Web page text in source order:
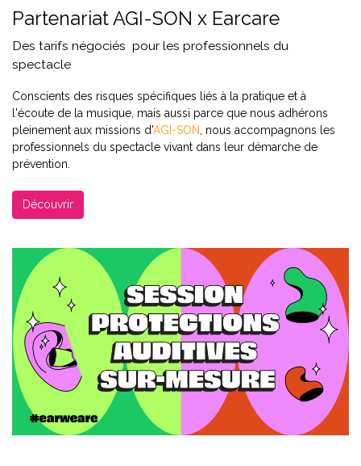
Partenariat AGI-SON x Earcare
Des tarifs négociés pour les professionnels du
spectacle
Conscients des risques spécifiques liés à la pratique et à
l'écoute de la musique, mais aussi parce que nous adhérons
pleinement aux missions d'AGI-SON
nous accompagnons les
professionnels du spectacle vivant dans leur démarche de
prévention.
Découvrir